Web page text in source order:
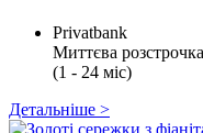
Privatbank
Миттєва розстрочка
(1 - 24 міс)
Детальніше >